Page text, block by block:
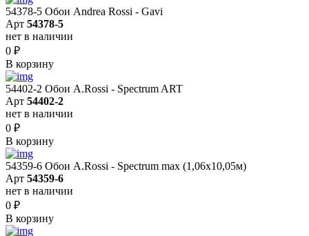
54378-5 Обои Andrea Rossi - Gavi
Арт 54378-5
нет в наличии
0 ₽
В корзину
54402-2 Обои A.Rossi - Spectrum ART
Арт 54402-2
нет в наличии
0 ₽
В корзину
54359-6 Обои A.Rossi - Spectrum max (1,06x10,05м)
Арт 54359-6
нет в наличии
0 ₽
В корзину